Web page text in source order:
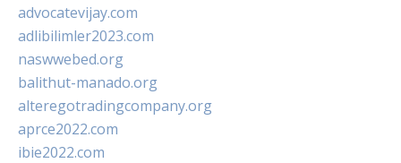
advocatevijay.com
adlibilimler2023.com
naswwebed.org
balithut-manado.org
alteregotradingcompany.org
aprce2022.com
ibie2022.com